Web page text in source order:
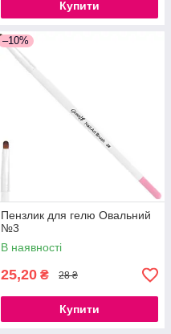
Купити
–10%
Пензлик для гелю Овальний
№3
В наявності
25,20 ₴ 28 ₴
Купити